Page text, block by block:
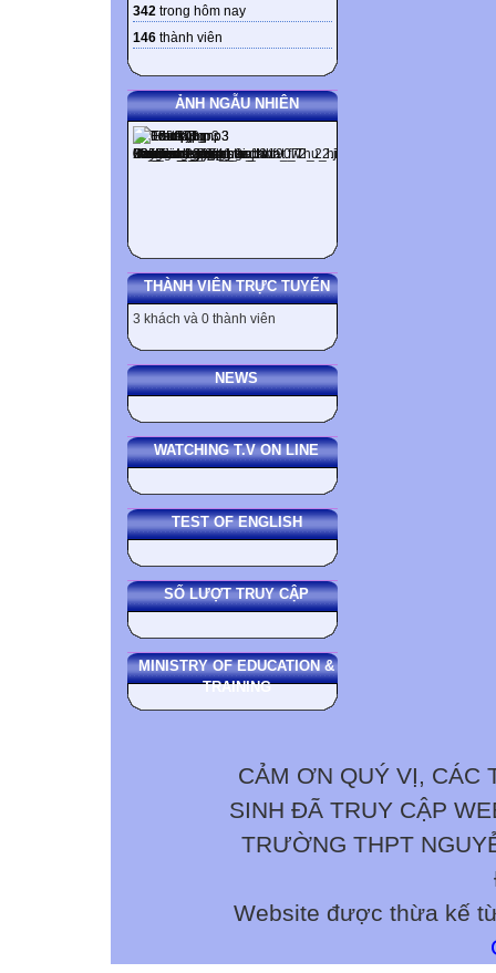
342 trong hôm nay
146 thành viên
ẢNH NGẪU NHIÊN
THÀNH VIÊN TRỰC TUYẾN
3 khách và 0 thành viên
NEWS
WATCHING T.V ON LINE
TEST OF ENGLISH
SỐ LƯỢT TRUY CẬP
MINISTRY OF EDUCATION &
TRAINING
CẢM ƠN QUÝ VỊ, CÁC
SINH ĐÃ TRUY CẬP
TRƯỜNG THPT
Website được thừa kế